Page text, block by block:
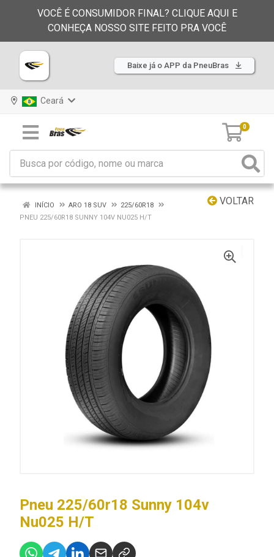
VOCÊ É CONSUMIDOR FINAL? CLIQUE AQUI E
CONHEÇA NOSSO SITE FEITO PRA VOCÊ
Baixe já o APP da PneuBras
Ceará
0
VOLTAR
INÍCIO ARO 18 SUV
225/60R18
PNEU 225/60R18 SUNNY 104V NU025 H/T
Pneu 225/60r18 Sunny 104v
Nu025 H/T